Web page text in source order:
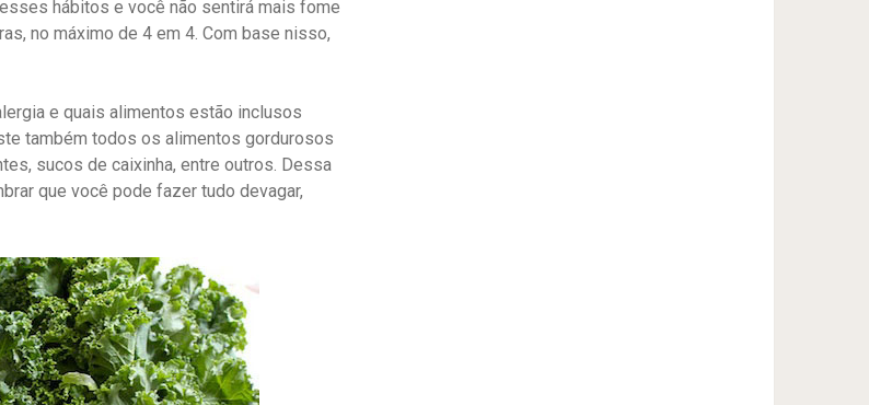
hábitos e você não sentirá mais fome
no máximo de 4 em 4. Com base nisso,
e quais alimentos estão inclusos
também todos os alimentos gordurosos
sucos de caixinha, entre outros. Dessa
que você pode fazer tudo devagar,